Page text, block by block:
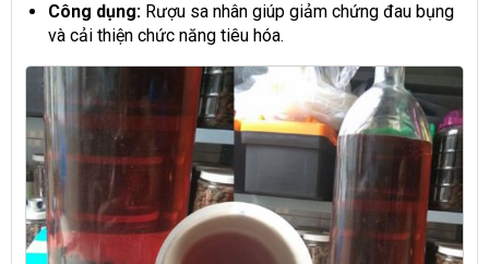
Công dụng:Rượu sa nhân giúp giảm chứng đau bụng
và cải thiện chức năng tiêu hóa.